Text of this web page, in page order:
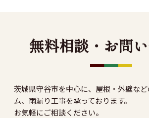
無料相談・お問
茨城県守谷市を中心に、屋根・外壁な
ム、雨漏り工事を承っております。
お気軽にご相談ください。